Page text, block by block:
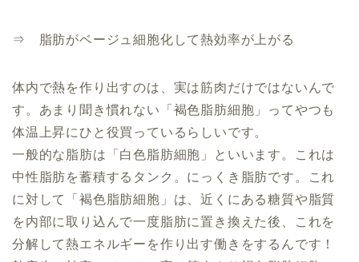
⇒ 脂肪がベージュ細胞化して熱効率が上がる
体内で熱を作り出すのは、実は筋肉だけではないんで
す。あまり聞き慣れない「褐色脂肪細胞」ってやつも
体温上昇にひと役買っているらしいです。
一般的な脂肪は「白色脂肪細胞」といいます。これは
中性脂肪を蓄積するタンク。にっくき脂肪です。これ
に対して「褐色脂肪細胞」は、近くにある糖質や脂質
を内部に取り込んで一度脂肪に置き換えた後、これを
分解して熱エネルギーを作り出す働きをするんです！